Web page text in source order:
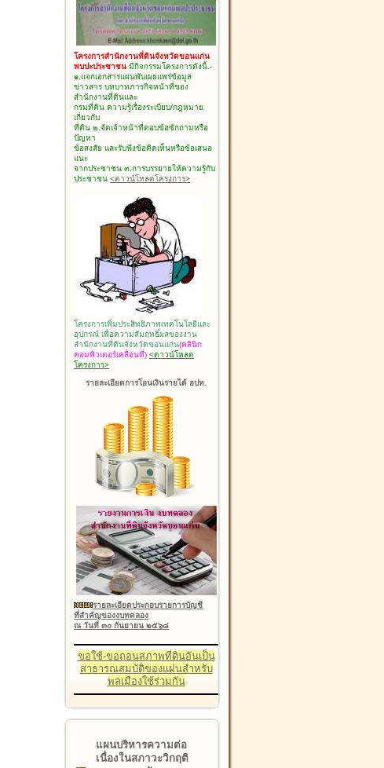
โครงการสำนักงานที่ดินจังหวัดขอนแก่น
พบปะประชาชน มีกิจกรรมโครงการดังนี้.-
๑.แจกเอกสารแผ่นพับเผยแพร่ข้อมูล
ข่าวสาร บทบาทภารกิจหน้าที่ของ
สำนักงานที่ดินและ
กรมที่ดิน ความรู้เรื่องระเบียบ/กฎหมาย
เกี่ยวกับ
ที่ดิน ๒.จัดเจ้าหน้าที่ตอบข้อซักถามหรือ
ปัญหา
ข้อสงสัย และรับฟังข้อคิดเห็นหรือข้อเสนอ
แนะ
จากประชาชน ๓.การบรรยายให้ความรู้กับ
ประชาชน <ดาวน์โหลดโครงการ>
โครงการเพิ่มประสิทธิภาพเทคโนโลยีและ
อุปกรณ์ เพื่อความสัมฤทธิ์ผลของงาน
สำนักงานที่ดินจังหวัดขอนแก่น(คลินิก
คอมพิวเตอร์เคลื่อนที่) <ดาวน์โหลด
โครงการ>
รายละเอียดการโอนเงินรายได้ อปท.
รายละเอียดประกอบรายการบัญชี
ที่สำคัญของงบทดลอง
ณ วันที่ ๓๐ กันยายน ๒๕๖๘
ขอใช้-ขอถอนสภาพที่ดินอันเป็น
สาธารณสมบัติของแผ่นสำหรับ
พลเมืองใช้ร่วมกัน
แผนบริหารความต่อ
เนื่องในสภาวะวิกฤติ